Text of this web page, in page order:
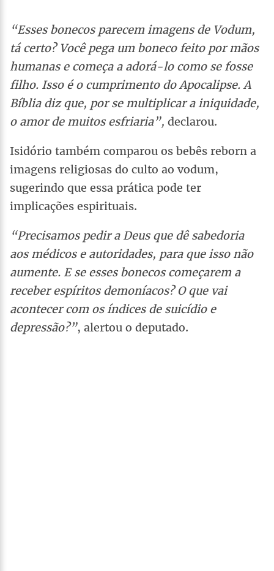
“Esses bonecos parecem imagens de Vodum,
tá certo? Você pega um boneco feito por mãos
humanas e começa a adorá-lo como se fosse
filho. Isso é o cumprimento do Apocalipse. A
Bíblia diz que, por se multiplicar a iniquidade,
o amor de muitos esfriaria”, declarou.
Isidório também comparou os bebês reborn a
imagens religiosas do culto ao vodum,
sugerindo que essa prática pode ter
implicações espirituais.
“Precisamos pedir a Deus que dê sabedoria
aos médicos e autoridades, para que isso não
aumente. E se esses bonecos começarem a
receber espíritos demoníacos? O que vai
acontecer com os índices de suicídio e
depressão?”, alertou o deputado.